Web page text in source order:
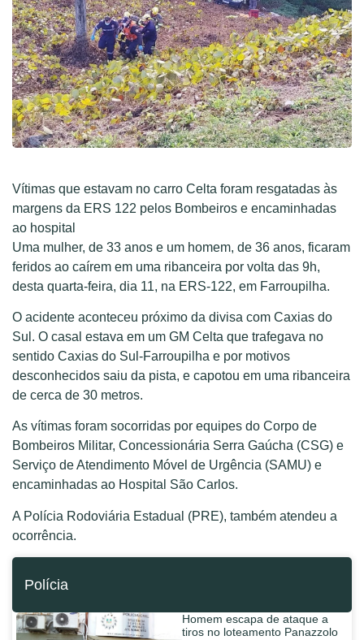
Vítimas que estavam no carro Celta foram resgatadas às
margens da ERS 122 pelos Bombeiros e encaminhadas
ao hospital
Uma mulher, de 33 anos e um homem, de 36 anos, ficaram
feridos ao caírem em uma ribanceira por volta das 9h,
desta quarta-feira, dia 11, na ERS-122, em Farroupilha.
O acidente aconteceu próximo da divisa com Caxias do
Sul. O casal estava em um GM Celta que trafegava no
sentido Caxias do Sul-Farroupilha e por motivos
desconhecidos saiu da pista, e capotou em uma ribanceira
de cerca de 30 metros.
As vítimas foram socorridas por equipes do Corpo de
Bombeiros Militar, Concessionária Serra Gaúcha (CSG) e
Serviço de Atendimento Móvel de Urgência (SAMU) e
encaminhadas ao Hospital São Carlos.
A Polícia Rodoviária Estadual (PRE), também atendeu a
ocorrência.
Polícia
Homem escapa de ataque a
tiros no loteamento Panazzolo